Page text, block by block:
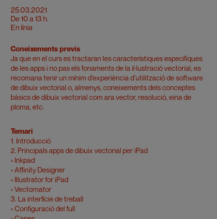
25.03.2021
De 10 a 13 h.
En línia
Coneixements previs
Ja que en el curs es tractaran les característiques específiques
de les apps i no pas els fonaments de la il·lustració vectorial, es
recomana tenir un mínim d’experiència d’utilització de software
de dibuix vectorial o, almenys, coneixements dels conceptes
bàsics de dibuix vectorial com ara vector, resolució, eina de
ploma, etc.
Temari
1. Introducció
2. Principals apps de dibuix vectorial per iPad
◦ Inkpad
◦ Affinity Designer
◦ Illustrator for iPad
◦ Vectornator
3. La interfície de treball
◦ Configuració del full